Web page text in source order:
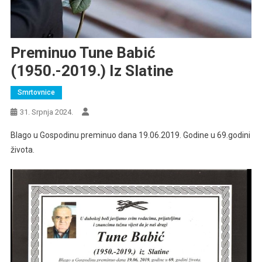
Preminuo Tune Babić
(1950.-2019.) Iz Slatine
Smrtovnice
31. Srpnja 2024.
Blago u Gospodinu preminuo dana 19.06.2019. Godine u 69.godini
života.